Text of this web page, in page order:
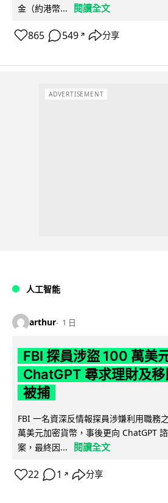
金（約港幣...
閱讀全文
865 549 ↗ 分享
ADVERTISEMENT
人工智能
arthur 1 日
FBI 探員涉盜 100 萬
ChatGPT 尋求理財及移
被捕
FBI 一名資深反情報探員涉嫌利用職務
萬美元加密貨幣，事後更向 ChatGPT
案，最終因...
閱讀全文
22 1 ↗ 分享